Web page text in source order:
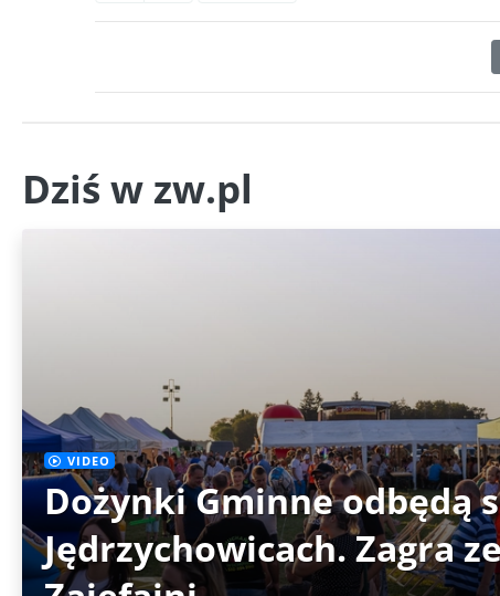
Dziś w zw.pl
VIDEO
Dożynki Gminne odbędą
Jędrzychowicach. Zagra